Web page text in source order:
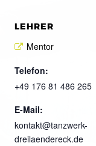
LEHRER
Mentor
Telefon:
+49 176 81 486 265
E-Mail:
kontakt@tanzwerk-
dreilaendereck.de